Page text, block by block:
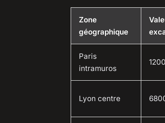
Zone
géographique
Paris
intramuros
Lyon centre